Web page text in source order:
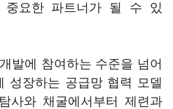
중요한 파트너가 될 수 있
발에 참여하는 수준을 넘어
성장하는 공급망 협력 모델
사와 채굴에서부터 제련과